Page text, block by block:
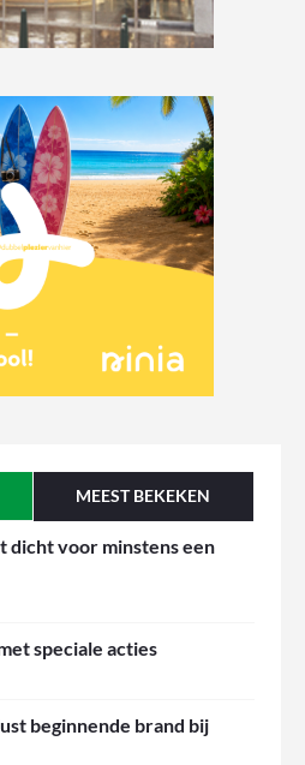
MEEST BEKEKEN
dicht voor minstens een
speciale acties
beginnende brand bij